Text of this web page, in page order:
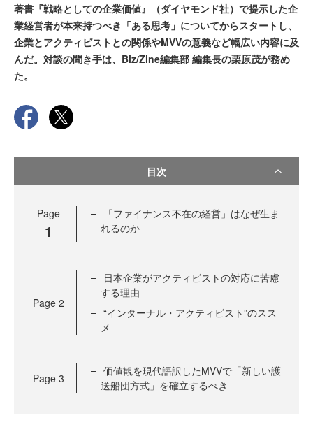
著書『戦略としての企業価値』（ダイヤモンド社）で提示した企
業経営者が本来持つべき「ある思考」についてからスタートし、
企業とアクティビストとの関係やMVVの意義など幅広い内容に及
んだ。対談の聞き手は、Biz/Zine編集部 編集長の栗原茂が務め
た。
目次
Page
1
「ファイナンス不在の経営」はなぜ生ま
れるのか
Page 2
日本企業がアクティビストの対応に苦慮
する理由
“インターナル・アクティビスト”のスス
メ
Page 3
価値観を現代語訳したMVVで「新しい護
送船団方式」を確立するべき